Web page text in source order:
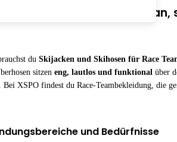
Race Team: schnell
du Skijacken und Skihosen für Race
sitzen eng, lautlos und funktional über
XSPO findest du Race-Teambekleidung, die
und Bedürfnisse